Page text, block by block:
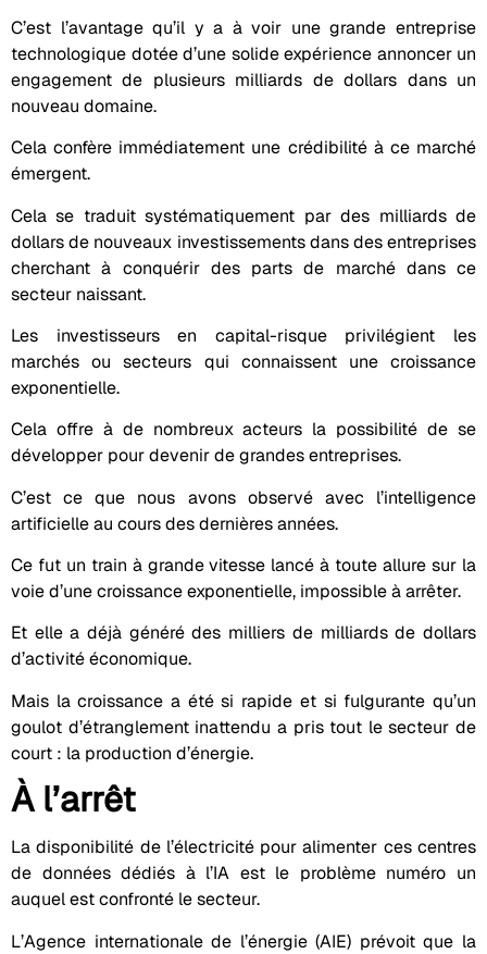
C’est l’avantage qu’il y a à voir une grande entreprise
technologique dotée d’une solide expérience annoncer un
engagement de plusieurs milliards de dollars dans un
nouveau domaine.
Cela confère immédiatement une crédibilité à ce marché
émergent.
Cela se traduit systématiquement par des milliards de
dollars de nouveaux investissements dans des entreprises
cherchant à conquérir des parts de marché dans ce
secteur naissant.
Les investisseurs en capital-risque privilégient les
marchés ou secteurs qui connaissent une croissance
exponentielle.
Cela offre à de nombreux acteurs la possibilité de se
développer pour devenir de grandes entreprises.
C’est ce que nous avons observé avec l’intelligence
artificielle au cours des dernières années.
Ce fut un train à grande vitesse lancé à toute allure sur la
voie d’une croissance exponentielle, impossible à arrêter.
Et elle a déjà généré des milliers de milliards de dollars
d’activité économique.
Mais la croissance a été si rapide et si fulgurante qu’un
goulot d’étranglement inattendu a pris tout le secteur de
court : la production d’énergie.
À l’arrêt
La disponibilité de l’électricité pour alimenter ces centres
de données dédiés à l’IA est le problème numéro un
auquel est confronté le secteur.
L’Agence internationale de l’énergie (AIE) prévoit que la